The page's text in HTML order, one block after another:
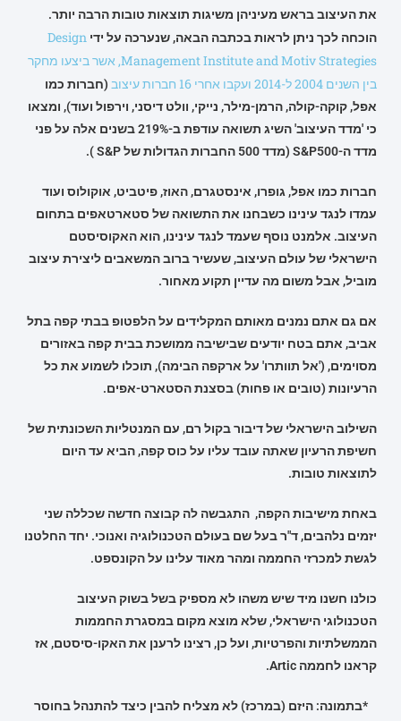
את העיצוב בראש מעיניהן משיגות תוצאות טובות הרבה יותר.
הוכחה לכך ניתן לראות בכתבה הבאה, שנערכה על ידי Design
Management Institute and Motiv Strategies, אשר ביצעו מחקר
בין השנים 2004 ל-2014 ועקבו אחרי 16 חברות עיצוב
(חברות כמו
אפל, קוקה-קולה, הרמן-מילר, נייקי, וולט דיסני, וירפול ועוד), ומצאו
כי 'מדד העיצוב' השיג תשואה עודפת ב-219% בשנים אלה על פני
מדד ה-S&P500 (מדד 500 החברות הגדולות של S&P ).
חברות כמו אפל, גופרו, אינסטגרם, האוז, פיטביט, אוקולוס ועוד
עמדו לנגד עינינו כשבחנו את התשואה של סטארטאפים בתחום
העיצוב. אלמנט נוסף שעמד לנגד עינינו, הוא האקוסיסטם
הישראלי של עולם העיצוב, שעשיר ברוב המשאבים ליצירת עיצוב
מוביל, אבל משום מה עדיין תקוע מאחור.
אם גם אתם נמנים מאותם המקלידים על הלפטופ בבתי קפה בתל
אביב, אתם בטח יודעים שבישיבה ממושכת בבית קפה באזורים
מסוימים, ('אל תוותרו' על ארקפה הבימה), תוכלו לשמוע את כל
הרעיונות (טובים או פחות) בסצנת הסטארט-אפים.
השילוב הישראלי של דיבור בקול רם, עם המנטליות השכונתית של
חשיפת הרעיון שאתה עובד עליו על כוס קפה, הביא עד היום
לתוצאות טובות.
באחת מישיבות הקפה, התגבשה לה קבוצה חדשה שכללה שני
יזמים נלהבים, ד"ר בעל שם בעולם הטכנולוגיה ואנוכי. יחד החלטנו
לגשת למכרזי החממה ומהר מאוד עלינו על הקונספט.
כולנו חשנו מיד שיש משהו לא מספיק בשל בשוק העיצוב
הטכנולוגי הישראלי, שלא מוצא מקום במסגרת החממות
הממשלתיות והפרטיות, ועל כן, רצינו לרענן את האקו-סיסטם, אז
קראנו לחממה Artic.
*בתמונה: היזם (במרכז) לא מצליח להבין כיצד להתנהל בחוסר